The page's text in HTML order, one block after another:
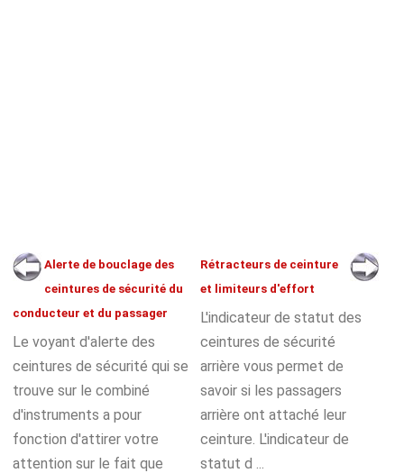
Alerte de bouclage des
ceintures de sécurité du
conducteur et du passager
Le voyant d'alerte des
ceintures de sécurité qui se
trouve sur le combiné
d'instruments a pour
fonction d'attirer votre
attention sur le fait que
Rétracteurs de ceinture
et limiteurs d'effort
L'indicateur de statut des
ceintures de sécurité
arrière vous permet de
savoir si les passagers
arrière ont attaché leur
ceinture. L'indicateur de
statut d ...